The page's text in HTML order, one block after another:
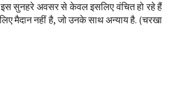
इस सुनहरे अवसर से केवल इसलिए वंचित हो रहे हैं
मैदान नहीं है, जो उनके साथ अन्याय है. (चरखा